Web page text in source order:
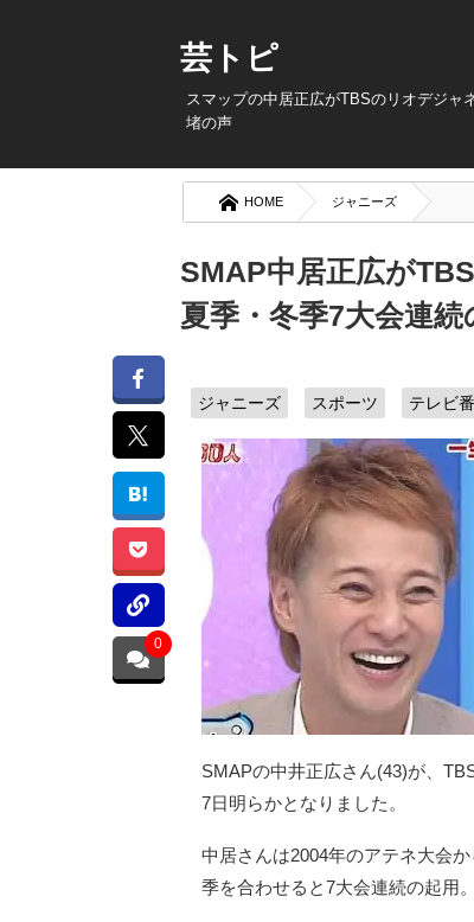
芸トピ
スマップの中居正広がTBSのリオデジャ
堵の声
HOME ジャニーズ
SMAP中居正広が
夏季・冬季7大会連
ジャニーズ スポーツ テレビ
0
SMAPの中井正広さん(43)が、
7日明らかとなりました。
中居さんは2004年のアテネ大会
季を合わせると7大会連続の起用。